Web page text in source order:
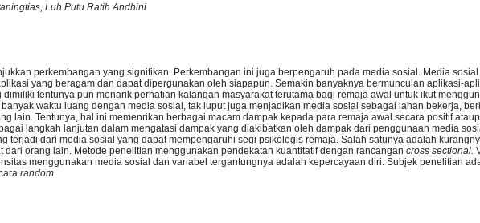
Luh Putu Ratih Andhini
perkembangan yang signifikan. Perkembangan ini juga berpengaruh pada media sosial. Media
yang beragam dan dapat dipergunakan oleh siapapun. Semakin banyaknya bermunculan aplikasi-
tentunya pun menarik perhatian kalangan masyarakat terutama bagi remaja awal untuk ikut
waktu luang dengan media sosial, tak luput juga menjadikan media sosial sebagai lahan bekerja,
lain. Tentunya, hal ini memenrikan berbagai macam dampak kepada para remaja awal secara positif
langkah lanjutan dalam mengatasi dampak yang diakibatkan oleh dampak dari penggunaan media
terjadi dari media sosial yang dapat mempengaruhi segi psikologis remaja. Salah satunya adalah
dari orang lain. Metode penelitian menggunakan pendekatan kuantitatif dengan rancangan cross sectional.
menggunakan media sosial dan variabel tergantungnya adalah kepercayaan diri. Subjek penelitian
random.